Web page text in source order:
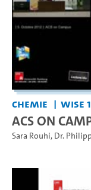
Chemie WiSe
ACS ON
Sara Rouhi, Dr.